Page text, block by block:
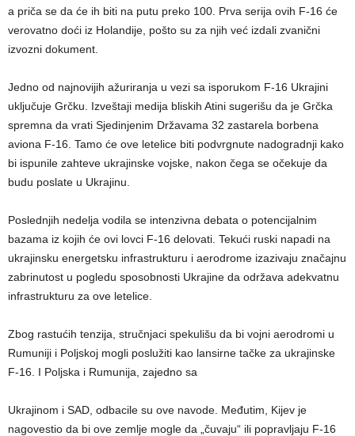
a priča se da će ih biti na putu preko 100. Prva serija ovih F-16 će
verovatno doći iz Holandije, pošto su za njih već izdali zvanični
izvozni dokument.
Jedno od najnovijih ažuriranja u vezi sa isporukom F-16 Ukrajini
uključuje Grčku. Izveštaji medija bliskih Atini sugerišu da je Grčka
spremna da vrati Sjedinjenim Državama 32 zastarela borbena
aviona F-16. Tamo će ove letelice biti podvrgnute nadogradnji kako
bi ispunile zahteve ukrajinske vojske, nakon čega se očekuje da
budu poslate u Ukrajinu.
Poslednjih nedelja vodila se intenzivna debata o potencijalnim
bazama iz kojih će ovi lovci F-16 delovati. Tekući ruski napadi na
ukrajinsku energetsku infrastrukturu i aerodrome izazivaju značajnu
zabrinutost u pogledu sposobnosti Ukrajine da održava adekvatnu
infrastrukturu za ove letelice.
Zbog rastućih tenzija, stručnjaci spekulišu da bi vojni aerodromi u
Rumuniji i Poljskoj mogli poslužiti kao lansirne tačke za ukrajinske
F-16. I Poljska i Rumunija, zajedno sa
Ukrajinom i SAD, odbacile su ove navode. Međutim, Kijev je
nagovestio da bi ove zemlje mogle da „čuvaju“ ili popravljaju F-16